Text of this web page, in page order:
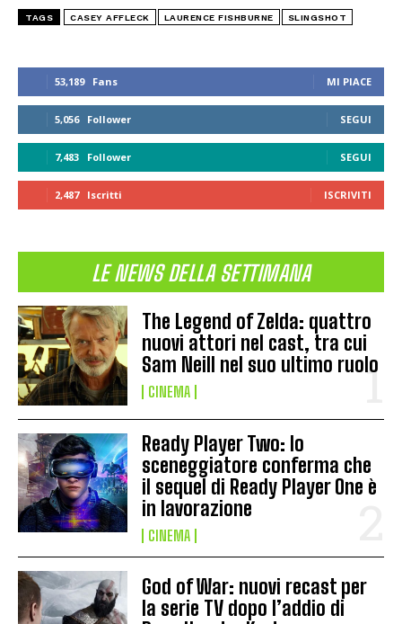
53,189 Fans MI PIACE
5,056 Follower SEGUI
7,483 Follower SEGUI
2,487 Iscritti ISCRIVITI
LE NEWS DELLA SETTIMANA
The Legend of Zelda: quattro
nuovi attori nel cast, tra cui
Sam Neill nel suo ultimo ruolo
CINEMA
Ready Player Two: lo
sceneggiatore conferma che
il sequel di Ready Player One è
in lavorazione
CINEMA
God of War: nuovi recast per
la serie TV dopo l’addio di
TAGS CASEY AFFLECK LAURENCE FISHBURNE SLINGSHOT